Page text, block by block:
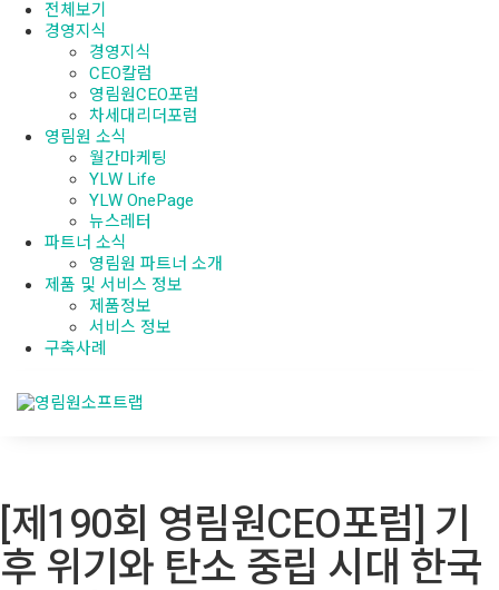
전체보기
경영지식
경영지식
CEO칼럼
영림원CEO포럼
차세대리더포럼
영림원 소식
월간마케팅
YLW Life
YLW OnePage
뉴스레터
파트너 소식
영림원 파트너 소개
제품 및 서비스 정보
제품정보
서비스 정보
구축사례
[제190회 영림원CEO포럼] 기
후 위기와 탄소 중립 시대 한국